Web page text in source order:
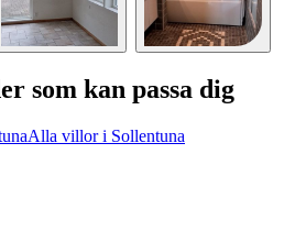
som kan passa dig
Alla villor i Sollentuna